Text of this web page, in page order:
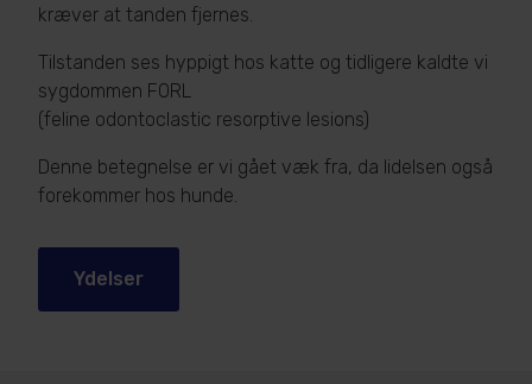
kræver at tanden fjernes.
Tilstanden ses hyppigt hos katte og tidligere kaldte vi
sygdommen FORL
(feline odontoclastic resorptive lesions)
Denne betegnelse er vi gået væk fra, da lidelsen også
forekommer hos hunde.
Ydelser